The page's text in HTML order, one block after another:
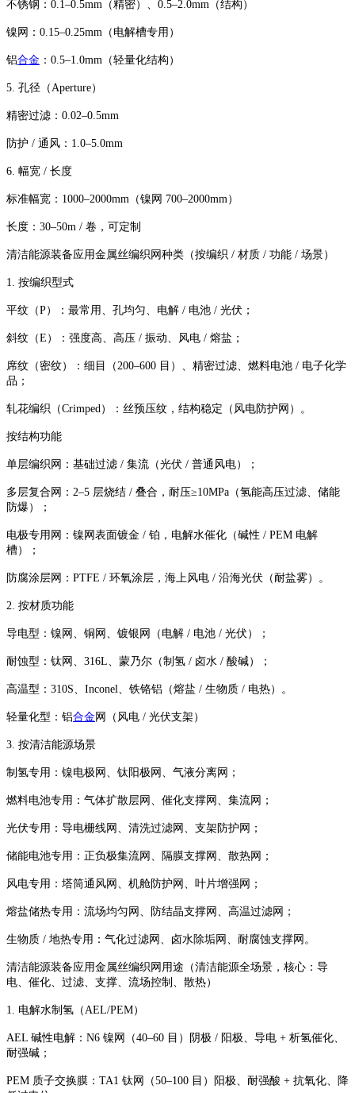
不锈钢：0.1–0.5mm（精密）、0.5–2.0mm（结构）
镍网：0.15–0.25mm（电解槽专用）
铝合金 ：0.5–1.0mm（轻量化结构）
5. 孔径（Aperture）
精密过滤：0.02–0.5mm
防护 / 通风：1.0–5.0mm
6. 幅宽 / 长度
标准幅宽：1000–2000mm（镍网 700–2000mm）
长度：30–50m / 卷，可定制
清洁能源装备应用金属丝编织网种类（按编织 / 材质 / 功能 / 场景）
1. 按编织型式
平纹（P）：最常用、孔均匀、电解 / 电池 / 光伏；
斜纹（E）：强度高、高压 / 振动、风电 / 熔盐；
席纹（密纹）：细目（200–600 目）、精密过滤、燃料电池 / 电子化学
品；
轧花编织（Crimped）：丝预压纹，结构稳定（风电防护网）。
按结构功能
单层编织网：基础过滤 / 集流（光伏 / 普通风电）；
多层复合网：2–5 层烧结 / 叠合，耐压≥10MPa（氢能高压过滤、储能
防爆）；
电极专用网：镍网表面镀金 / 铂，电解水催化（碱性 / PEM 电解
槽）；
防腐涂层网：PTFE / 环氧涂层，海上风电 / 沿海光伏（耐盐雾）。
2. 按材质功能
导电型：镍网、铜网、镀银网（电解 / 电池 / 光伏）；
耐蚀型：钛网、316L、蒙乃尔（制氢 / 卤水 / 酸碱）；
高温型：310S、Inconel、铁铬铝（熔盐 / 生物质 / 电热）。
轻量化型：铝合金 网（风电 / 光伏支架）
3. 按清洁能源场景
制氢专用：镍电极网、钛阳极网、气液分离网；
燃料电池专用：气体扩散层网、催化支撑网、集流网；
光伏专用：导电栅线网、清洗过滤网、支架防护网；
储能电池专用：正负极集流网、隔膜支撑网、散热网；
风电专用：塔筒通风网、机舱防护网、叶片增强网；
熔盐储热专用：流场均匀网、防结晶支撑网、高温过滤网；
生物质 / 地热专用：气化过滤网、卤水除垢网、耐腐蚀支撑网。
清洁能源装备应用金属丝编织网用途（清洁能源全场景，核心：导
电、催化、过滤、支撑、流场控制、散热）
1. 电解水制氢（AEL/PEM）
AEL 碱性电解：N6 镍网（40–60 目）阴极 / 阳极、导电 + 析氢催化、
耐强碱；
PEM 质子交换膜：TA1 钛网（50–100 目）阳极、耐强酸 + 抗氧化、降